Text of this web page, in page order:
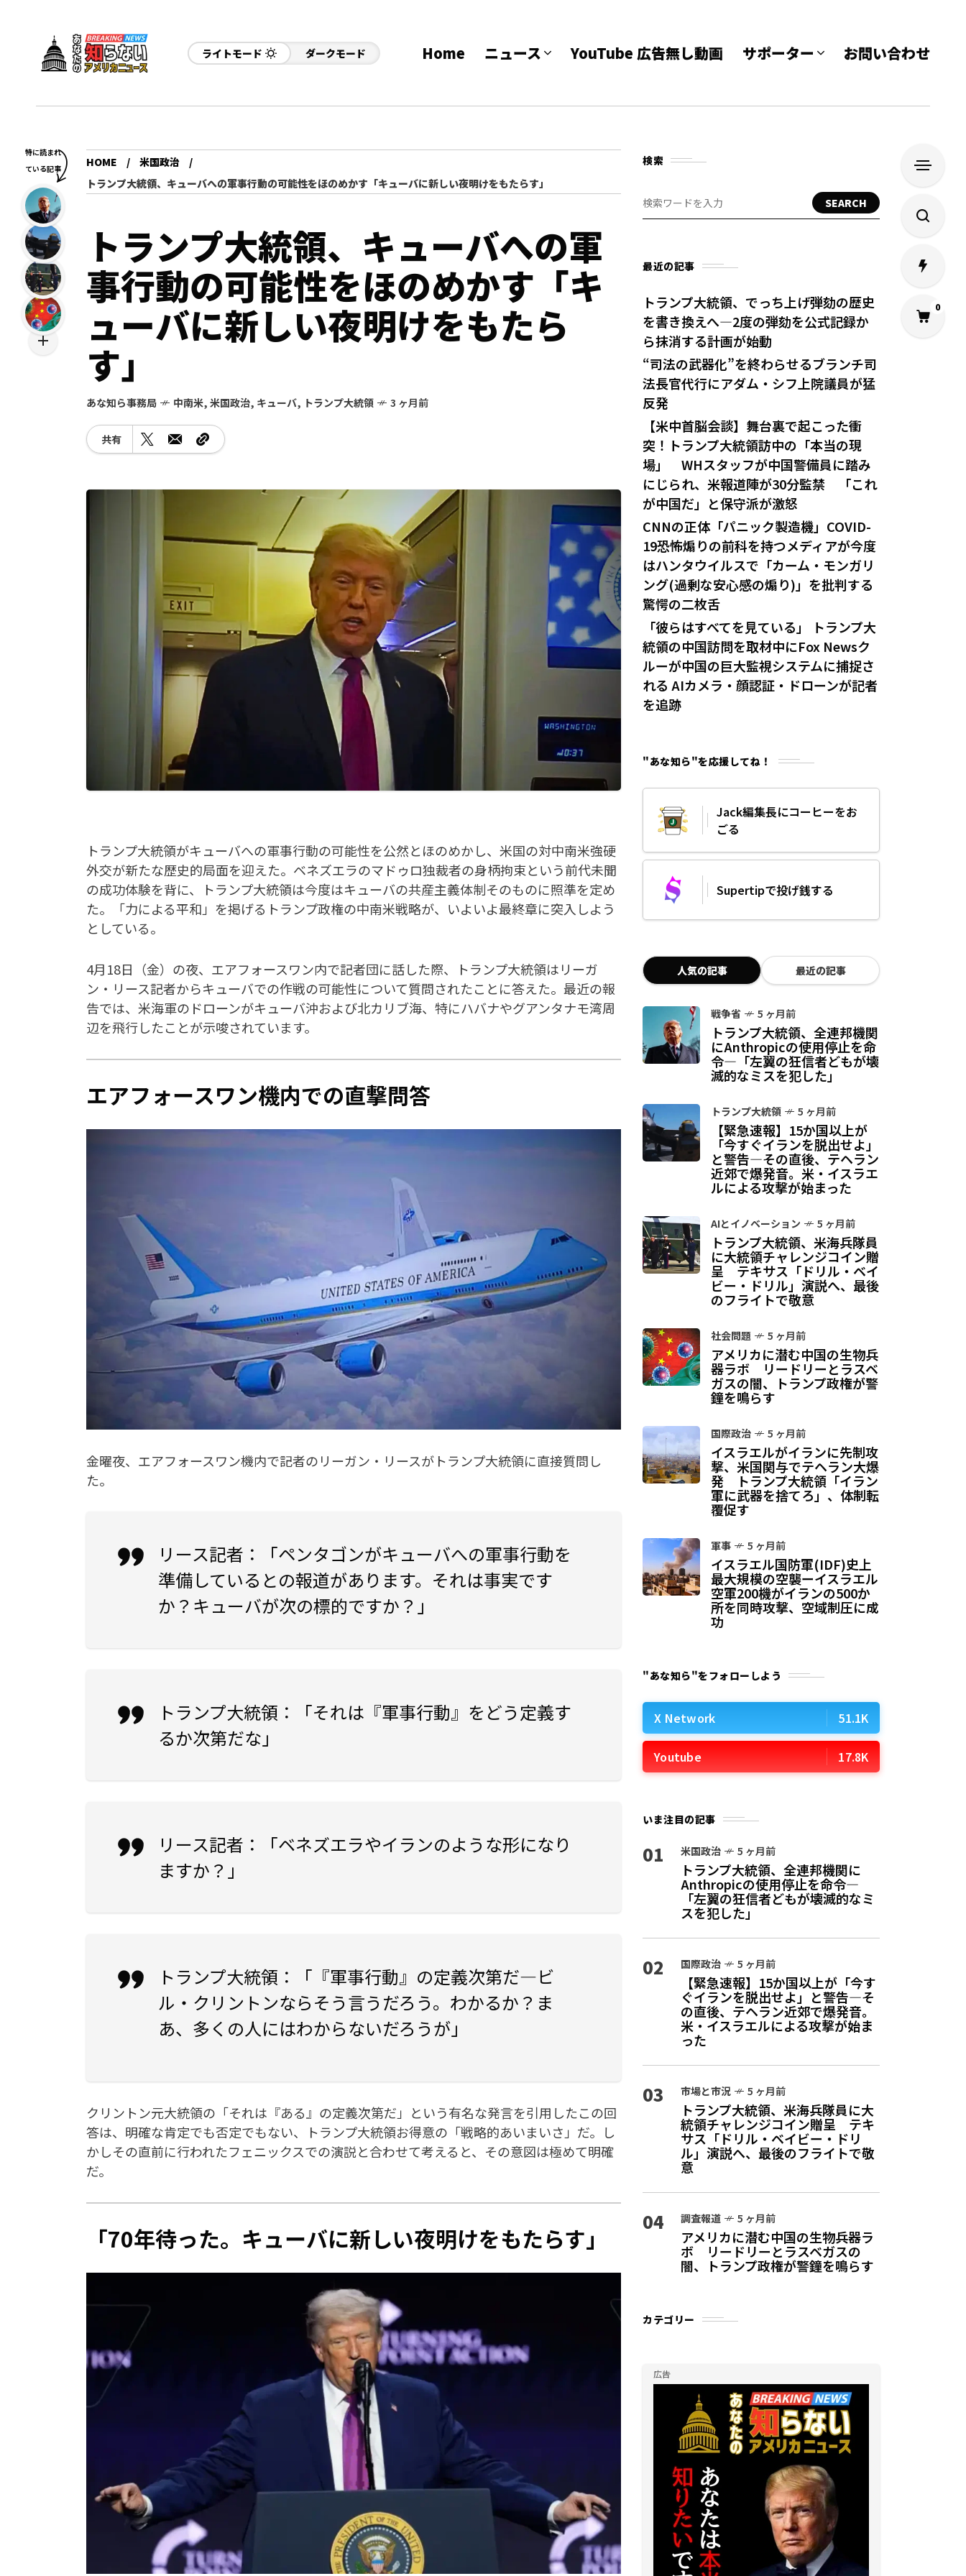
ライトモード ダークモード Home ニュース YouTube 広告無し動画 サポーター お問い合わせ
HOME
米国政治
トランプ大統領、キューバへの軍事行動の可能性をほのめかす「キューバに新しい夜明けをもたらす」
トランプ大統領、キューバへの軍
事行動の可能性をほのめかす「キ
ューバに新しい夜明けをもたら
す」
あな知ら事務局 中南米, 米国政治, キューバ, トランプ大統領 3 ヶ月前
共有
トランプ大統領がキューバへの軍事行動の可能性を公然とほのめかし、米国の対中南米強硬
外交が新たな歴史的局面を迎えた。ベネズエラのマドゥロ独裁者の身柄拘束という前代未聞
の成功体験を背に、トランプ大統領は今度はキューバの共産主義体制そのものに照準を定め
た。「力による平和」を掲げるトランプ政権の中南米戦略が、いよいよ最終章に突入しよう
としている。
4月18日（金）の夜、エアフォースワン内で記者団に話した際、トランプ大統領はリーガ
ン・リース記者からキューバでの作戦の可能性について質問されたことに答えた。最近の報
告では、米海軍のドローンがキューバ沖および北カリブ海、特にハバナやグアンタナモ湾周
辺を飛行したことが示唆されています。
エアフォースワン機内での直撃問答
金曜夜、エアフォースワン機内で記者のリーガン・リースがトランプ大統領に直接質問し
た。
リース記者 ：「ペンタゴンがキューバへの軍事行動を
準備しているとの報道があります。それは事実です
か？キューバが次の標的ですか？」
トランプ大統領 ：「それは『軍事行動』をどう定義す
るか次第だな」
リース記者 ：「ベネズエラやイランのような形になり
ますか？」
トランプ大統領 ：「『軍事行動』の定義次第だ—ビ
ル・クリントンならそう言うだろう。わかるか？ま
あ、多くの人にはわからないだろうが」
クリントン元大統領の「それは『ある』の定義次第だ」という有名な発言を引用したこの回
答は、明確な肯定でも否定でもない、トランプ大統領お得意の「戦略的あいまいさ」だ。し
かしその直前に行われたフェニックスでの演説と合わせて考えると、その意図は極めて明確
だ。
「70年待った。キューバに新しい夜明けをもたらす」
検索
SEARCH
最近の記事
トランプ大統領、でっち上げ弾劾の歴史
を書き換えへ—2度の弾劾を公式記録か
ら抹消する計画が始動
“司法の武器化”を終わらせるブランチ司
法長官代行にアダム・シフ上院議員が猛
反発
【米中首脳会談】舞台裏で起こった衝
突！トランプ大統領訪中の「本当の現
場」 WHスタッフが中国警備員に踏み
にじられ、米報道陣が30分監禁 「これ
が中国だ」と保守派が激怒
CNNの正体「パニック製造機」COVID-
19恐怖煽りの前科を持つメディアが今度
はハンタウイルスで「カーム・モンガリ
ング(過剰な安心感の煽り)」を批判する
驚愕の二枚舌
「彼らはすべてを見ている」 トランプ大
統領の中国訪問を取材中にFox Newsク
ルーが中国の巨大監視システムに捕捉さ
れる AIカメラ・顔認証・ドローンが記者
を追跡
"あな知ら"を応援してね！
Jack編集長にコーヒーをお
ごる
Supertipで投げ銭する
人気の記事 最近の記事
戦争省 5 ヶ月前
トランプ大統領、全連邦機関
にAnthropicの使用停止を命
令—「左翼の狂信者どもが壊
滅的なミスを犯した」
トランプ大統領 5 ヶ月前
【緊急速報】15か国以上が
「今すぐイランを脱出せよ」
と警告—その直後、テヘラン
近郊で爆発音。米・イスラエ
ルによる攻撃が始まった
AIとイノベーション 5 ヶ月前
トランプ大統領、米海兵隊員
に大統領チャレンジコイン贈
呈 テキサス「ドリル・ベイ
ビー・ドリル」演説へ、最後
のフライトで敬意
社会問題 5 ヶ月前
アメリカに潜む中国の生物兵
器ラボ リードリーとラスベ
ガスの闇、トランプ政権が警
鐘を鳴らす
国際政治 5 ヶ月前
イスラエルがイランに先制攻
撃、米国関与でテヘラン大爆
発 トランプ大統領「イラン
軍に武器を捨てろ」、体制転
覆促す
軍事 5 ヶ月前
イスラエル国防軍(IDF)史上
最大規模の空襲ーイスラエル
空軍200機がイランの500か
所を同時攻撃、空域制圧に成
功
"あな知ら"をフォローしよう
X Network 51.1K
Youtube 17.8K
いま注目の記事
01 米国政治 5 ヶ月前
トランプ大統領、全連邦機関に
Anthropicの使用停止を命令—
「左翼の狂信者どもが壊滅的なミ
スを犯した」
02 国際政治 5 ヶ月前
【緊急速報】15か国以上が「今す
ぐイランを脱出せよ」と警告—そ
の直後、テヘラン近郊で爆発音。
米・イスラエルによる攻撃が始ま
った
03 市場と市況 5 ヶ月前
トランプ大統領、米海兵隊員に大
統領チャレンジコイン贈呈 テキ
サス「ドリル・ベイビー・ドリ
ル」演説へ、最後のフライトで敬
意
04 調査報道 5 ヶ月前
アメリカに潜む中国の生物兵器ラ
ボ リードリーとラスベガスの
闇、トランプ政権が警鐘を鳴らす
カテゴリー
広告
0
特に読まれ
ている記事